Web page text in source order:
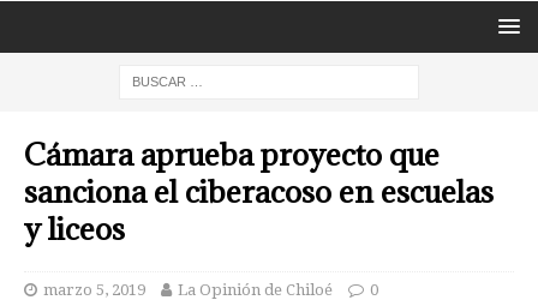
Cámara aprueba proyecto que
sanciona el ciberacoso en escuelas
y liceos
marzo 5, 2019 La Opinión de Chiloé 0